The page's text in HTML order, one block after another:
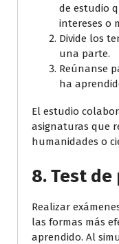
de estudio
intereses o
Divide los
una parte.
Reúnanse
ha
El estudio
asignaturas que
humanidades o
8.Test de
Realizar
las formas más
aprendido. Al